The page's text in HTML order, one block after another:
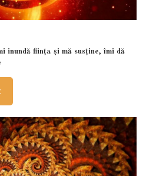
inundă ființa și mă susține, îmi dă